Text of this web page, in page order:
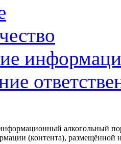
алкогольный
(контента), размещённой